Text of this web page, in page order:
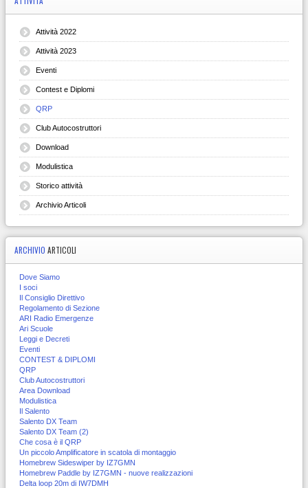
Attività 2022
Attività 2023
Eventi
Contest e Diplomi
QRP
Club Autocostruttori
Download
Modulistica
Storico attività
Archivio Articoli
ARCHIVIO ARTICOLI
Dove Siamo
I soci
Il Consiglio Direttivo
Regolamento di Sezione
ARI Radio Emergenze
Ari Scuole
Leggi e Decreti
Eventi
CONTEST & DIPLOMI
QRP
Club Autocostruttori
Area Download
Modulistica
Il Salento
Salento DX Team
Salento DX Team (2)
Che cosa è il QRP
Un piccolo Amplificatore in scatola di montaggio
Homebrew Sideswiper by IZ7GMN
Homebrew Paddle by IZ7GMN - nuove realizzazioni
Delta loop 20m di IW7DMH